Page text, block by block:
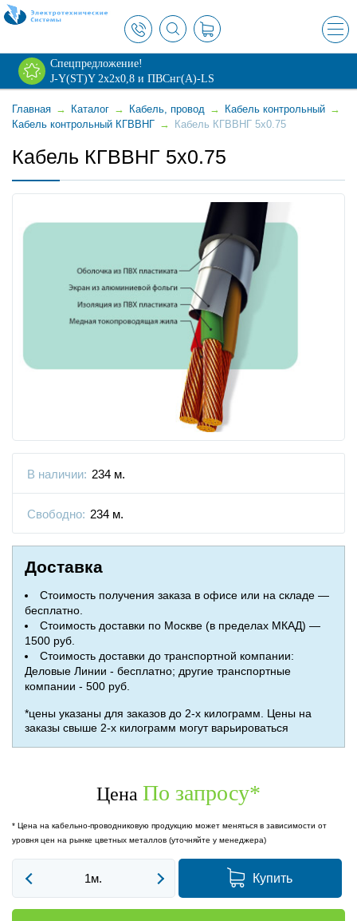
×
Спецпредложение!
J-Y(ST)Y 2х2х0,8 и ПВСнг(А)-LS
Главная → Каталог → Кабель, провод → Кабель контрольный →
Кабель контрольный КГВВНГ → Кабель КГВВНГ 5x0.75
Кабель КГВВНГ 5x0.75
В наличии: 234 м.
Свободно: 234 м.
Доставка
Стоимость получения заказа в офисе или на складе —
бесплатно.
Стоимость доставки по Москве (в пределах МКАД) —
1500 руб.
Стоимость доставки до транспортной компании:
Деловые Линии - бесплатно; другие транспортные
компании - 500 руб.
*цены указаны для заказов до 2-х килограмм. Цены на
заказы свыше 2-х килограмм могут варьироваться
Цена По запросу*
* Цена на кабельно-проводниковую продукцию может меняться в зависимости от
уровня цен на рынке цветных металлов (уточняйте у менеджера)
Купить